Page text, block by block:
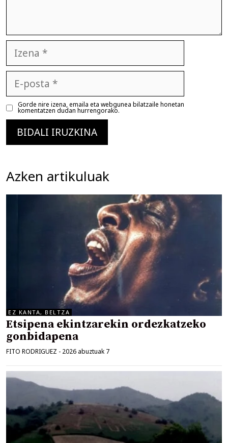
posta
Gorde nire izena, emaila eta webgunea bilatzaile honetan
komentatzen dudan hurrengorako.
Azken artikuluak
EZ KANTA, BELTZA
Etsipena ekintzarekin ordezkatzeko
gonbidapena
FITO RODRIGUEZ - 2026 abuztuak 7